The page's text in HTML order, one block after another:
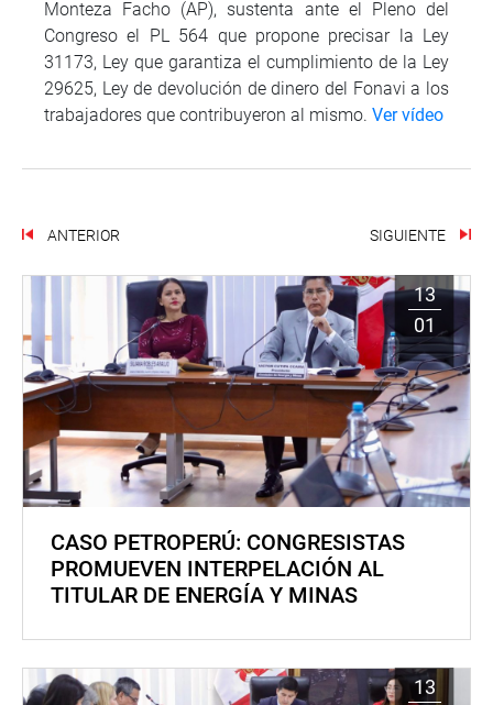
Monteza Facho (AP), sustenta ante el Pleno del
Congreso el PL 564 que propone precisar la Ley
31173, Ley que garantiza el cumplimiento de la Ley
29625, Ley de devolución de dinero del Fonavi a los
trabajadores que contribuyeron al mismo. Ver vídeo
ANTERIOR SIGUIENTE
13
01
CASO PETROPERÚ: CONGRESISTAS
PROMUEVEN INTERPELACIÓN AL
TITULAR DE ENERGÍA Y MINAS
13